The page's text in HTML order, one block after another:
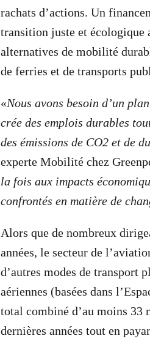
rachats d’actions. Un
transition juste et écologique
alternatives de mobilité
de ferries et de transports
«Nous avons besoin d’un
crée des emplois durables
des émissions de CO2 et de
experte Mobilité chez
la fois aux impacts
confrontés en matière de
Alors que de nombreux
années, le secteur de
d’autres modes de transport
aériennes (basées dans
total combiné d’au moins 33
dernières années tout en